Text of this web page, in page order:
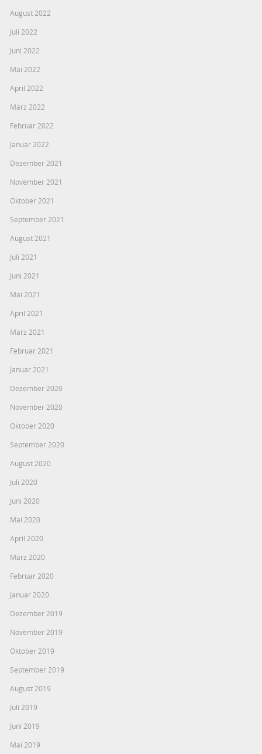
August 2022
Juli 2022
Juni 2022
Mai 2022
April 2022
März 2022
Februar 2022
Januar 2022
Dezember 2021
November 2021
Oktober 2021
September 2021
August 2021
Juli 2021
Juni 2021
Mai 2021
April 2021
März 2021
Februar 2021
Januar 2021
Dezember 2020
November 2020
Oktober 2020
September 2020
August 2020
Juli 2020
Juni 2020
Mai 2020
April 2020
März 2020
Februar 2020
Januar 2020
Dezember 2019
November 2019
Oktober 2019
September 2019
August 2019
Juli 2019
Juni 2019
Mai 2019